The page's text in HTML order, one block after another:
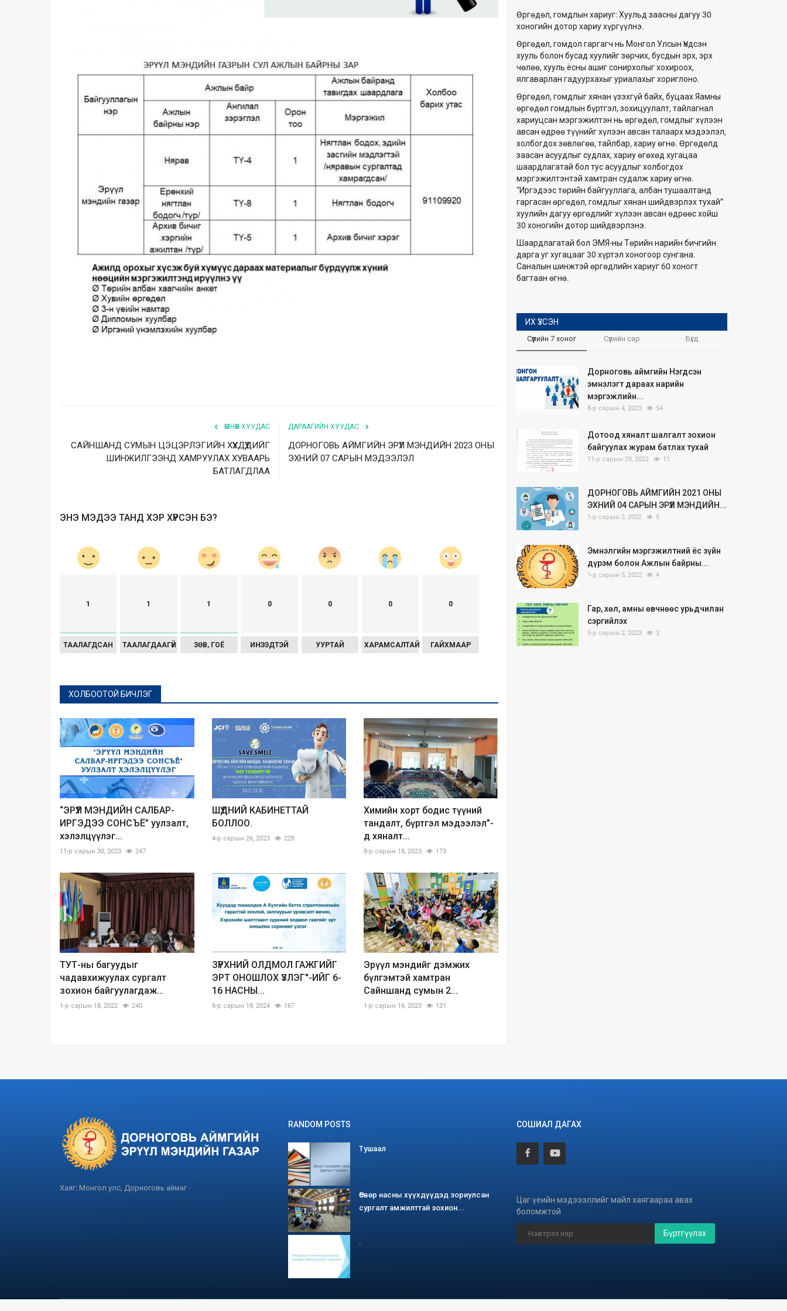
ӨМНӨХ ХУУДАС
САЙНШАНД СУМЫН ЦЭЦЭРЛЭГИЙН ХҮҮХДҮҮДИЙГ
ШИНЖИЛГЭЭНД ХАМРУУЛАХ ХУВААРЬ
БАТЛАГДЛАА
ДАРААГИЙН ХУУДАС
ДОРНОГОВЬ АЙМГИЙН ЭРҮҮЛ МЭНДИЙН 2023 ОНЫ
ЭХНИЙ 07 САРЫН МЭДЭЭЛЭЛ
ЭНЭ МЭДЭЭ ТАНД ХЭР ХҮРСЭН БЭ?
1
ТААЛАГДСАН
1
ТААЛАГДААГҮЙ
1
ЗӨВ, ГОЁ
0
ИНЭЭДТЭЙ
0
УУРТАЙ
0
ХАРАМСАЛТАЙ
0
ГАЙХМААР
ХОЛБООТОЙ БИЧЛЭГ
“ЭРҮҮЛ МЭНДИЙН САЛБАР-
ИРГЭДЭЭ СОНСЪЁ” уулзалт,
хэлэлцүүлэг...
11-р сарын 30, 2023 247
ШҮДНИЙ КАБИНЕТТАЙ
БОЛЛОО.
4-р сарын 26, 2023 228
Химийн хорт бодис түүний
тандалт, бүртгэл мэдээлэл”-
д хяналт...
8-р сарын 18, 2023 173
ТУТ-ны багуудыг
чадавхижуулах сургалт
зохион байгуулагдаж...
1-р сарын 18, 2022 240
ЗҮРХНИЙ ОЛДМОЛ ГАЖГИЙГ
ЭРТ ОНОШЛОХ ҮЗЛЭГ"-ИЙГ 6-
16 НАСНЫ...
6-р сарын 18, 2024 167
Эрүүл мэндийг дэмжих
бүлгэмтэй хамтран
Сайншанд сумын 2...
1-р сарын 16, 2023 131
Өргөдөл, гомдлын хариуг: Хуульд заасны дагуу 30
хоногийн дотор хариу хүргүүлнэ.
Өргөдөл, гомдол гаргагч нь Монгол Улсын Үндсэн
хууль болон бусад хуулийг зөрчих, бусдын эрх, эрх
чөлөө, хууль ёсны ашиг сонирхолыг хохироох,
ялгаварлан гадуурхахыг уриалахыг хориглоно.
Өргөдөл, гомдлыг хянан үзэхгүй байх, буцаах Яамны
өргөдөл гомдлын бүртгэл, зохицуулалт, тайлагнал
хариуцсан мэргэжилтэн нь өргөдөл, гомдлыг хүлээн
авсан өдрөө түүнийг хүлээн авсан талаарх мэдээлэл,
холбогдох зөвлөгөө, тайлбар, хариу өгнө. Өргөдөлд
заасан асуудлыг судлах, хариу өгөхөд хугацаа
шаардлагатай бол тус асуудлыг холбогдох
мэргэжилтэнтэй хамтран судалж хариу өгнө.
“Иргэдээс төрийн байгууллага, албан тушаалтанд
гаргасан өргөдөл, гомдлыг хянан шийдвэрлэх тухай”
хуулийн дагуу өргөдлийг хүлээн авсан өдрөөс хойш
30 хоногийн дотор шийдвэрлэнэ.
Шаардлагатай бол ЭМЯ-ны Төрийн нарийн бичгийн
дарга уг хугацааг 30 хүртэл хоногоор сунгана.
Саналын шинжтэй өргөдлийн хариуг 60 хоногт
багтаан өгнө.
ИХ ҮЗСЭН
Сүүлийн 7 хоног Сүүлийн сар Бүгд
Дорноговь аймгийн Нэгдсэн
эмнэлэгт дараах нарийн
мэргэжлийн...
8-р сарын 4, 2023 54
Дотоод хяналт шалгалт зохион
байгуулах журам батлах тухай
11-р сарын 29, 2022 11
ДОРНОГОВЬ АЙМГИЙН 2021 ОНЫ
ЭХНИЙ 04 САРЫН ЭРҮҮЛ МЭНДИЙН...
1-р сарын 3, 2022 5
Эмнэлгийн мэргэжилтний ёс зүйн
дүрэм болон Ажлын байрны...
1-р сарын 5, 2022 4
Гар, хөл, амны өвчнөөс урьдчилан
сэргийлэх
5-р сарын 2, 2023 3
Хаяг: Монгол улс, Дорноговь аймаг
RANDOM POSTS
Тушаал
Өсвөр насны хүүхдүүдэд зориулсан
сургалт амжилттай зохион...
.
СОШИАЛ ДАГАХ
Цаг үеийн мэдэээллийг майл хаягаараа авах
боломжтой
Бүртгүүлэх